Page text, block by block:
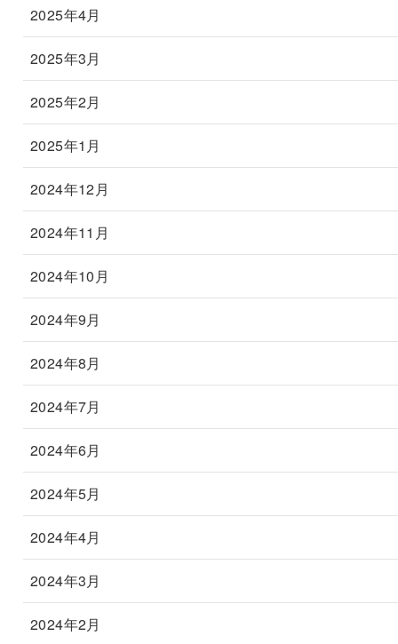
2025年4月
2025年3月
2025年2月
2025年1月
2024年12月
2024年11月
2024年10月
2024年9月
2024年8月
2024年7月
2024年6月
2024年5月
2024年4月
2024年3月
2024年2月